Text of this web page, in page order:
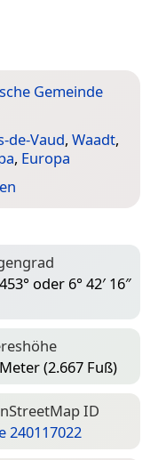
Gemeinde
de-Vaud, Waadt,
, Europa
oder 6° 42′ 16″
(2.667 Fuß)
ID
240117022